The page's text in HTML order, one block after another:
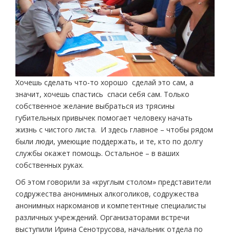
Хочешь сделать что­-то хорошо ­ сделай это сам, а
значит, хочешь спастись ­ спаси себя сам. Только
собственное желание выбраться из трясины
губительных привычек помогает человеку начать
жизнь с чистого листа. И здесь главное – чтобы рядом
были люди, умеющие поддержать, и те, кто по долгу
службы окажет помощь. Остальное – в ваших
собственных руках.
Об этом говорили за «круглым столом» представители
содружества анонимных алкоголиков, содружества
анонимных наркоманов и компетентные специалисты
различных учреждений. Организаторами встречи
выступили Ирина Сенотрусова, начальник отдела по